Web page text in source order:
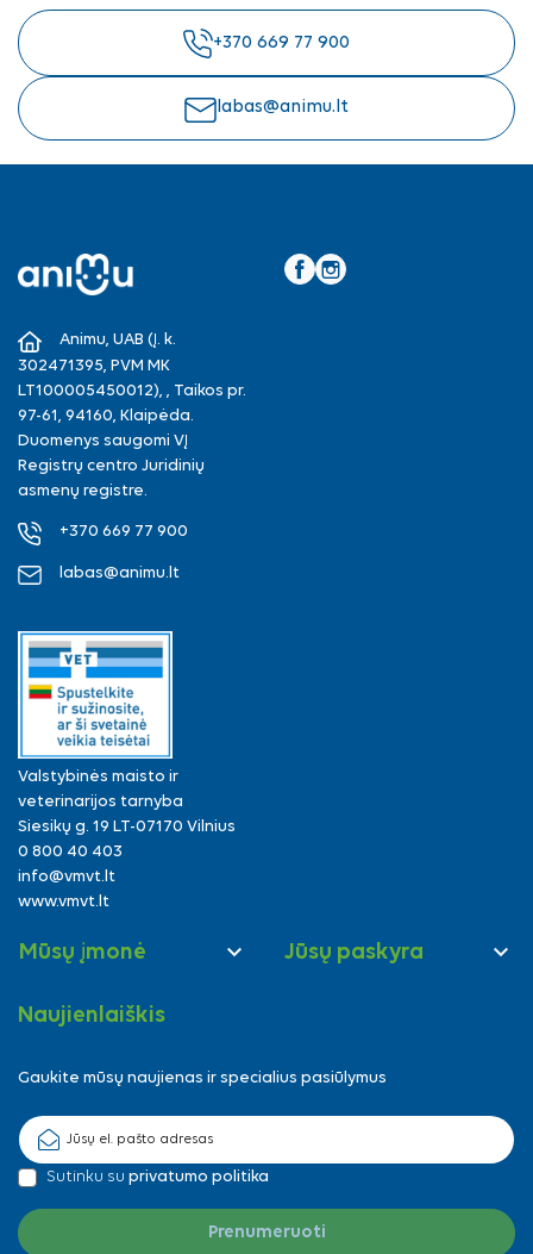
+370 669 77 900
labas@animu.lt
Animu, UAB (Į. k.
302471395, PVM MK
LT100005450012), , Taikos pr.
97-61, 94160, Klaipėda.
Duomenys saugomi VĮ
Registrų centro Juridinių
asmenų registre.
+370 669 77 900
labas@animu.lt
Valstybinės maisto ir
veterinarijos tarnyba
Siesikų g. 19 LT-07170 Vilnius
0 800 40 403
info@vmvt.lt
www.vmvt.lt
Mūsų įmonė  Jūsų paskyra 
Naujienlaiškis
Gaukite mūsų naujienas ir specialius pasiūlymus
Sutinku su privatumo politika